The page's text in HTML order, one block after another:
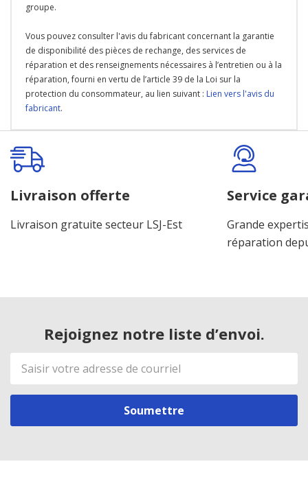
groupe.
Vous pouvez consulter l'avis du fabricant concernant la garantie
de disponibilité des pièces de rechange, des services de
réparation et des renseignements nécessaires à l’entretien ou à la
réparation, fourni en vertu de l’article 39 de la Loi sur la
protection du consommateur, au lien suivant : Lien vers l'avis du
fabricant.
Onglet
personnalisé
Livraison offerte
Livraison gratuite secteur LSJ-Est
Service
Grande
réparation
Rejoignez notre liste d’envoi.
Adresse
de
courriel